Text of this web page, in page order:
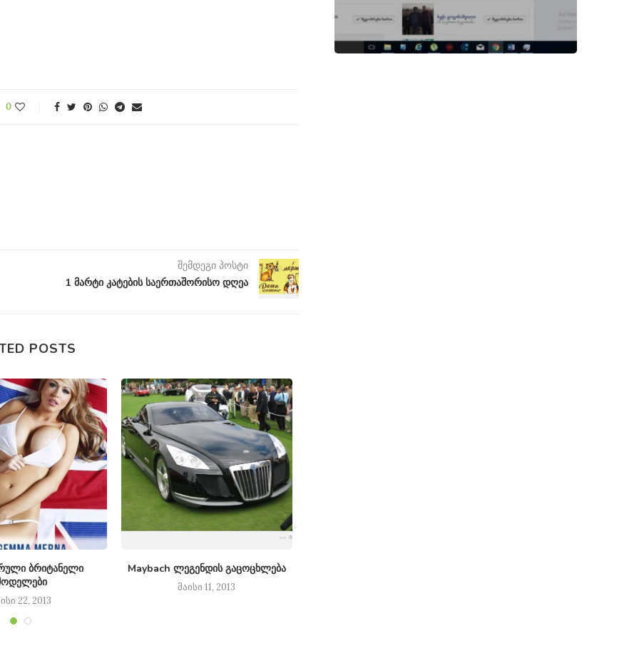
0
შემდეგი პოსტი
1 მარტი კატების საერთაშორისო დღეა
POSTS
ბრიტანელი
22, 2013
Maybach ლეგენდის გაცოცხლება
მაისი 11, 2013